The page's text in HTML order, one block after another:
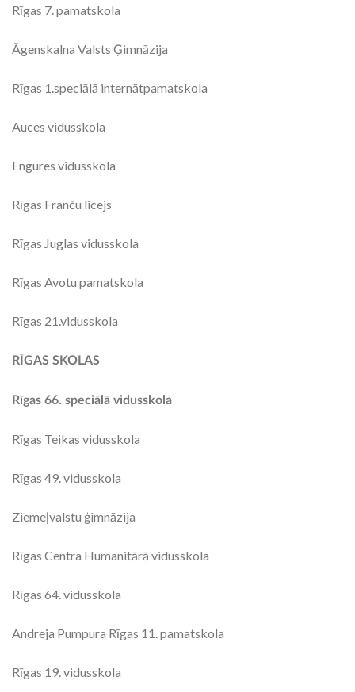
Rīgas 7. pamatskola
Āgenskalna Valsts Ģimnāzija
Rīgas 1.speciālā internātpamatskola
Auces vidusskola
Engures vidusskola
Rīgas Franču licejs
Rīgas Juglas vidusskola
Rīgas Avotu pamatskola
Rīgas 21.vidusskola
RĪGAS SKOLAS
Rīgas 66. speciālā vidusskola
Rīgas Teikas vidusskola
Rīgas 49. vidusskola
Ziemeļvalstu ģimnāzija
Rīgas Centra Humanitārā vidusskola
Rīgas 64. vidusskola
Andreja Pumpura Rīgas 11. pamatskola
Rīgas 19. vidusskola